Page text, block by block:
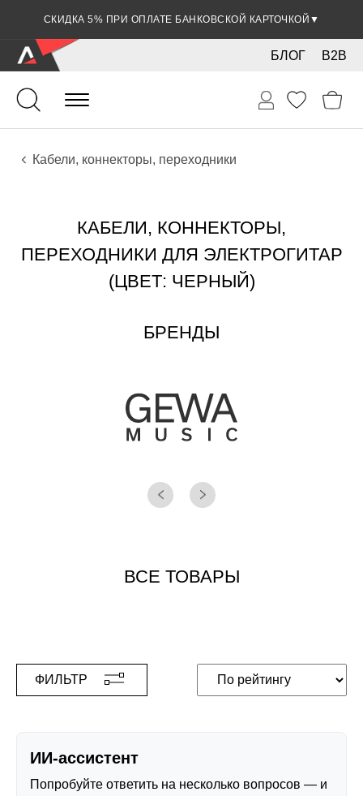
СКИДКА 5% ПРИ ОПЛАТЕ БАНКОВСКОЙ КАРТОЧКОЙ ▼
B2B
БЛОГ
Гитары
Электро инструменты
Звуковое оборудование
Кабели, коннекторы, переходники
КАБЕЛИ, КОННЕКТОРЫ,
ПЕРЕХОДНИКИ ДЛЯ ЭЛЕКТРОГИТАР
(ЦВЕТ: ЧЕРНЫЙ)
БРЕНДЫ
ВСЕ ТОВАРЫ
ФИЛЬТР
ИИ-ассистент
Попробуйте ответить на несколько вопросов — и